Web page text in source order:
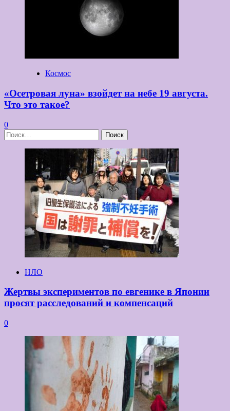
Космос
«Осетровая луна» взойдет на небе 19 августа.
Что это такое?
0
Найти:
НЛО
Жертвы экспериментов по евгенике в Японии
просят расследований и компенсаций
0